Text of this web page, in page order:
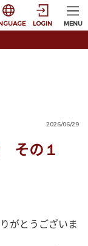
択すると言語の切
LOGIN MENU
2026/06/29
その１
がとうございま